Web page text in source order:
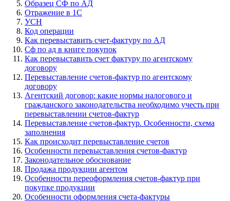
Образец СФ по АД
Отражение в 1С
УСН
Код операции
Как перевыставить счет-фактуру по АД
Сф по ад в книге покупок
Как перевыставить счет фактуру по агентскому
договору
Перевыставление счетов-фактур по агентскому
договору
Агентский договор: какие нормы налогового и
гражданского законодательства необходимо учесть при
перевыставлении счетов-фактур
Перевыставление счетов-фактур. Особенности, схема
заполнения
Как происходит перевыставление счетов
Особенности перевыставления счетов-фактур
Законодательное обоснование
Продажа продукции агентом
Особенности переоформления счетов-фактур при
покупке продукции
Особенности оформления счета-фактуры